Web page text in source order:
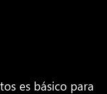
es básico para